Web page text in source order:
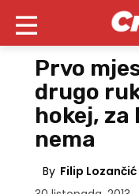
Prvo
drugo
hokej,
nema
By Filip Lozančić